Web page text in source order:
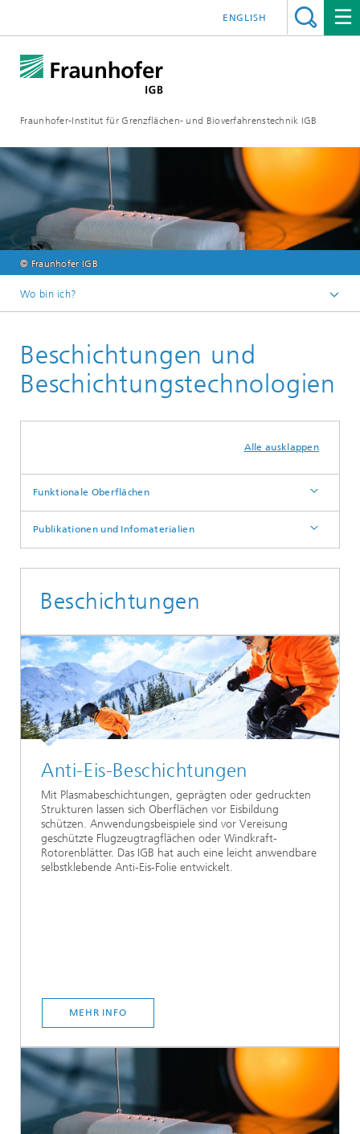
Fraunhofer-Institut für Grenzflächen- und Bioverfahrenstechnik IGB
ENGLISH
© Fraunhofer IGB
Wo bin ich?
Forschung
Biofabrikation, zellbasierte In-vitro-Testsysteme und
Materialentwicklung
Beschichtungen und
Beschichtungstechnologien
Alle ausklappen
Funktionale Oberflächen
Publikationen und Infomaterialien
Beschichtungen
Anti-Eis-Beschichtungen
Mit Plasmabeschichtungen, geprägten oder gedruckten
Strukturen lassen sich Oberflächen vor Eisbildung
schützen. Anwendungsbeispiele sind vor Vereisung
geschützte Flugzeugtragflächen oder Windkraft-
Rotorenblätter. Das IGB hat auch eine leicht anwendbare
selbstklebende Anti-Eis-Folie entwickelt.
MEHR INFO